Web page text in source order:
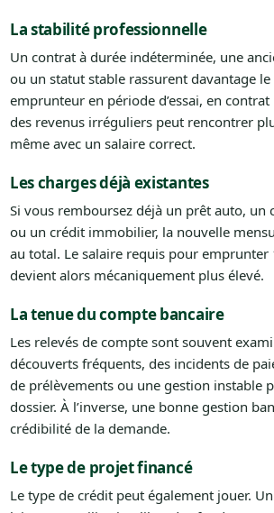
La stabilité professionnelle
Un contrat à durée indéterminée, une
ou un statut stable rassurent davantage le
emprunteur en période d’essai, en
des revenus irréguliers peut rencontrer
même avec un salaire correct.
Les charges déjà existantes
Si vous remboursez déjà un prêt auto, un
ou un crédit immobilier, la nouvelle
au total. Le salaire requis pour emprunter
devient alors mécaniquement plus élevé.
La tenue du compte bancaire
Les relevés de compte sont souvent
découverts fréquents, des incidents de
de prélèvements ou une gestion instable
dossier. À l’inverse, une bonne gestion
crédibilité de la demande.
Le type de projet financé
Le type de crédit peut également jouer. Un